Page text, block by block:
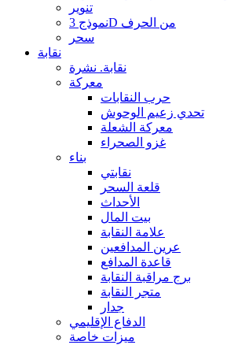
تنوير
نموذج 3D من الحرف
سحر
نقابة
نقابة. نشرة
معركة
حرب النقابات
تحدي زعيم الوحوش
معركة الشعلة
غزو الصحراء
بناء
نقابتي
قلعة السحر
الأحداث
بيت المال
علامة النقابة
عرين المدافعين
قاعدة المدافع
برج مراقبة النقابة
متجر النقابة
جدار
الدفاع الإقليمي
ميزات خاصة